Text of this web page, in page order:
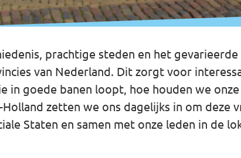
prachtige steden en het
van Nederland. Dit zorgt voor
goede banen loopt, hoe houden we
zetten we ons dagelijks in om deze
Staten en samen met onze leden in de